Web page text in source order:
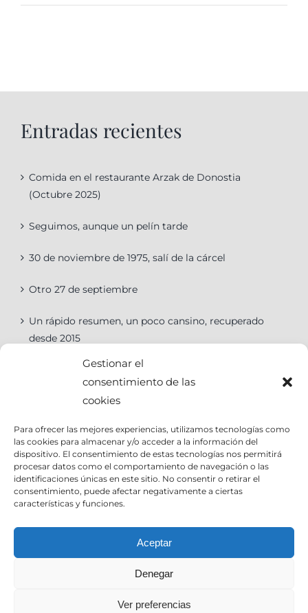
Gestionar el
consentimiento de las
cookies
Para ofrecer las mejores experiencias, utilizamos tecnologías como
las cookies para almacenar y/o acceder a la información del
dispositivo. El consentimiento de estas tecnologías nos permitirá
procesar datos como el comportamiento de navegación o las
identificaciones únicas en este sitio. No consentir o retirar el
consentimiento, puede afectar negativamente a ciertas
características y funciones.
Aceptar
Denegar
Ver preferencias
Entradas recientes
Comida en el restaurante Arzak de Donostia
(Octubre 2025)
Seguimos, aunque un pelín tarde
30 de noviembre de 1975, salí de la cárcel
Otro 27 de septiembre
Un rápido resumen, un poco cansino, recuperado
desde 2015
Categorías
Categorías
Contact Info
info@joseantoniocruz.com
web y posicionamiento pamplona: EOSERON.es